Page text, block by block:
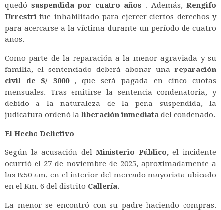
quedó suspendida por cuatro años . Además,Rengifo
Urrestri fue inhabilitado para ejercer ciertos derechos y
para acercarse a la víctima durante un período de cuatro
años.
Como parte de la reparación a la menor agraviada y su
familia, el sentenciado deberá abonar unareparación
civil de S/ 3000, que será pagada en cinco cuotas
mensuales. Tras emitirse la sentencia condenatoria, y
debido a la naturaleza de la pena suspendida, la
judicatura ordenó laliberación inmediata del condenado.
El Hecho Delictivo
Según la acusación delMinisterio Público,el incidente
ocurrió el 27 de noviembre de 2025, aproximadamente a
las 8:50 am, en el interior del mercado mayorista ubicado
en el Km. 6 del distrito Callería.
La menor se encontró con su padre haciendo compras.